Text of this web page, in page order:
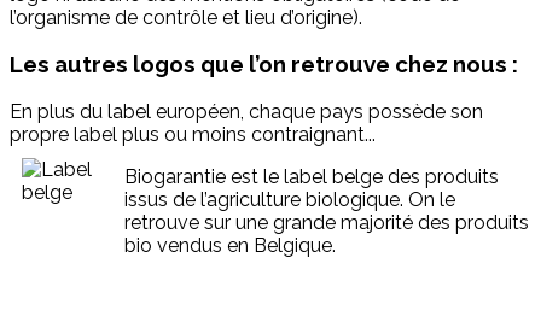
l’organisme de contrôle et lieu d’origine).
Les autres logos que l’on retrouve chez nous :
En plus du label européen, chaque pays possède son
propre label plus ou moins contraignant...
Biogarantie est le label belge des produits
issus de l’agriculture biologique. On le
retrouve sur une grande majorité des produits
bio vendus en Belgique.